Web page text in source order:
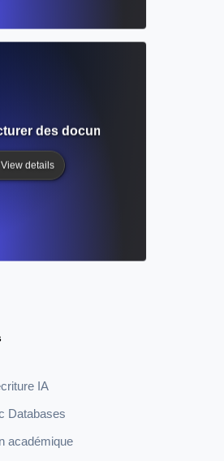
IA
Databases
académique
des documents
View details